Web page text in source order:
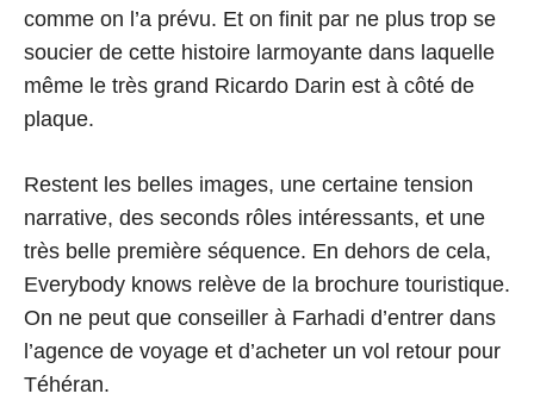
comme on l’a prévu. Et on finit par ne plus trop se
soucier de cette histoire larmoyante dans laquelle
même le très grand Ricardo Darin est à côté de
plaque.
Restent les belles images, une certaine tension
narrative, des seconds rôles intéressants, et une
très belle première séquence. En dehors de cela,
Everybody knows relève de la brochure touristique.
On ne peut que conseiller à Farhadi d’entrer dans
l’agence de voyage et d’acheter un vol retour pour
Téhéran.